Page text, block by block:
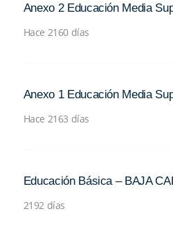
Anexo 2 Educación Media
Hace 2160 días
Anexo 1 Educación Media
Hace 2163 días
Educación Básica – BAJA
2192 días